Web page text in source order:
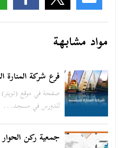
مواد مشابهة
فرع شركة المنارة
صفحة في موقع
للدورس في مسجد...
جمعية ركن الحوار